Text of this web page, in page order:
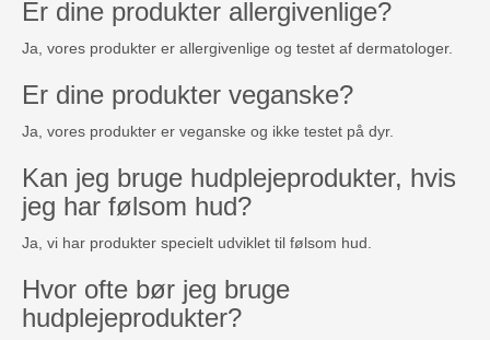
Er dine produkter allergivenlige?
Ja, vores produkter er allergivenlige og testet af dermatologer.
Er dine produkter veganske?
Ja, vores produkter er veganske og ikke testet på dyr.
Kan jeg bruge hudplejeprodukter, hvis
jeg har følsom hud?
Ja, vi har produkter specielt udviklet til følsom hud.
Hvor ofte bør jeg bruge
hudplejeprodukter?